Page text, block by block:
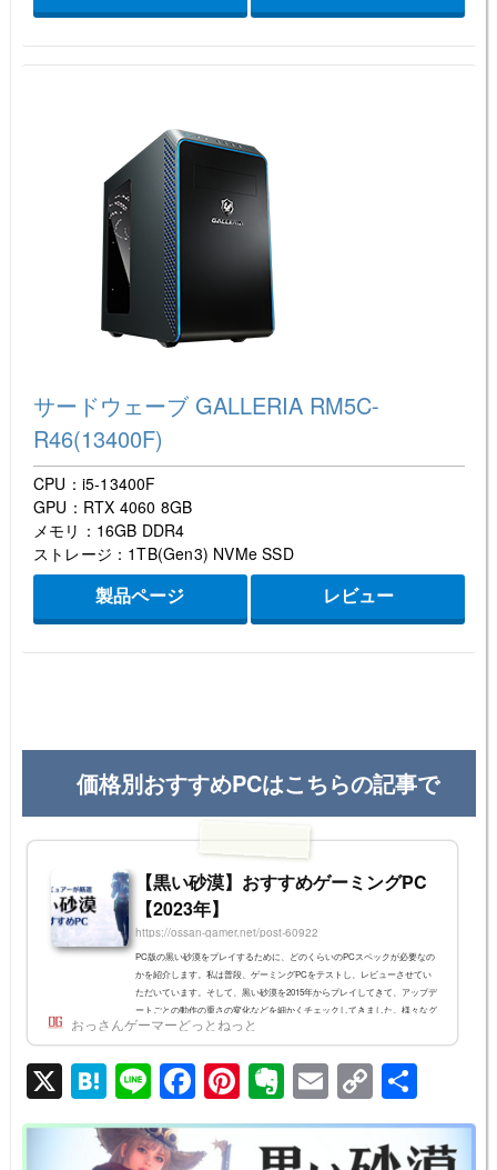
サードウェーブ GALLERIA RM5C-
R46(13400F)
CPU：i5-13400F
GPU：RTX 4060 8GB
メモリ：16GB DDR4
ストレージ：1TB(Gen3) NVMe SSD
製品ページ レビュー
価格別おすすめPCはこちらの記事で
【黒い砂漠】おすすめゲーミングPC
【2023年】
https://ossan-gamer.net/post-60922
PC版の黒い砂漠をプレイするために、どのくらいのPCスペックが必要なの
かを紹介します。私は普段、ゲーミングPCをテストし、レビューさせてい
ただいています。そして、黒い砂漠を2015年からプレイしてきて、アップデ
ートごとの動作の重さの変化などを細かくチェックしてきました。様々なグ
レードのPCで黒い砂漠の動作を見てきた中で、「これくらいのスペックが
あれば」と思うものを紹介したいと思います。※2023/12/4 おすすめPCの再
選定個人的におすすめのマシンを厳選黒い砂漠は「これくらいスペックがあ
れば十分」というものがありま...
おっさんゲーマーどっとねっと
X H
at
e
Li
n
e
F
a
c
Pi
nt
er
E
v
er
E
m
ail
C
o
p
有